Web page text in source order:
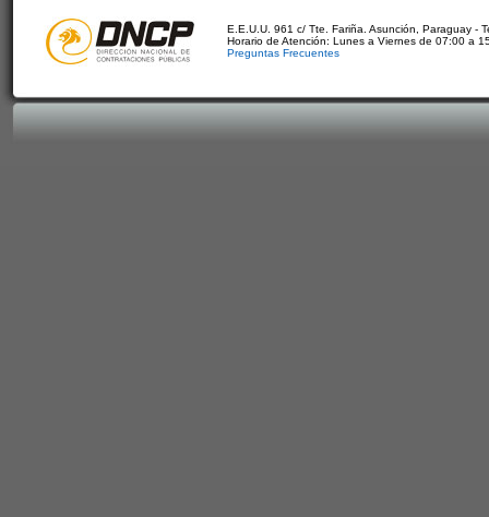
E.E.U.U. 961 c/ Tte. Fariña. Asunción, Paraguay -
Horario de Atención: Lunes a Viernes de 07:00 a
Preguntas Frecuentes